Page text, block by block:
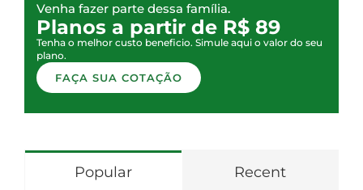
Venha fazer parte dessa família.
Planos a partir de R$ 89
Tenha o melhor custo beneficio. Simule aqui o valor do seu
plano.
FAÇA SUA COTAÇÃO
Popular Recent